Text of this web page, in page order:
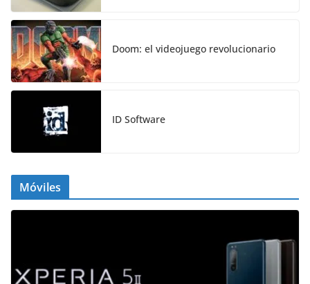
Doom: el videojuego revolucionario
ID Software
Móviles